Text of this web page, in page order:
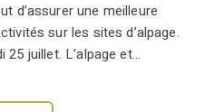
d’assurer une meilleure
sur les sites d’alpage.
juillet. L’alpage et…